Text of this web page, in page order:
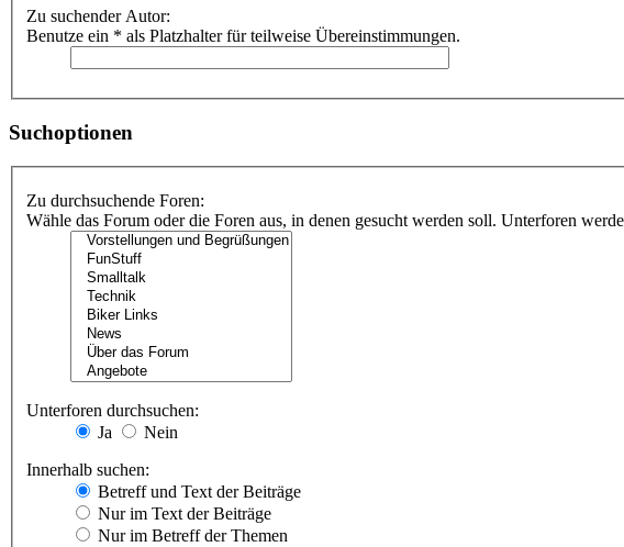
Zu suchender Autor:
Benutze ein * als Platzhalter für teilweise Übereinstimmungen.
Suchoptionen
Zu durchsuchende Foren:
Wähle das Forum oder die Foren aus, in denen gesucht werden soll. Unterforen
Unterforen durchsuchen:
Ja
Nein
Innerhalb suchen:
Betreff und Text der Beiträge
Nur im Text der Beiträge
Nur im Betreff der Themen